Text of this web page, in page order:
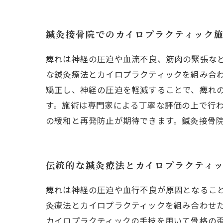
鍼灸接骨院でのカイロプラクティック
痺れは神経の圧迫や血流不良、筋肉の緊張な
な鍼灸療法とカイロプラクティックを組み
矯正し、神経の圧迫を軽減することで、痺
す。施術は専門家による丁寧な評価の上で行
の緩和と再発防止が期待できます。鍼灸接骨
伝統的な鍼灸療法とカイロプラクティ
痺れは神経の圧迫や血行不良が原因となるこ
灸療法とカイロプラクティックを組み合わせ
カイロプラクティックの手技を用いて骨格